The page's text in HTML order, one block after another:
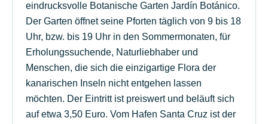
eindrucksvolle Botanische Garten Jardín Botánico.
Der Garten öffnet seine Pforten täglich von 9 bis 18
Uhr, bzw. bis 19 Uhr in den Sommermonaten, für
Erholungssuchende, Naturliebhaber und
Menschen, die sich die einzigartige Flora der
kanarischen Inseln nicht entgehen lassen
möchten. Der Eintritt ist preiswert und beläuft sich
auf etwa 3,50 Euro. Vom Hafen Santa Cruz ist der